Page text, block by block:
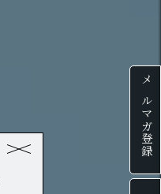
メルマガ登録